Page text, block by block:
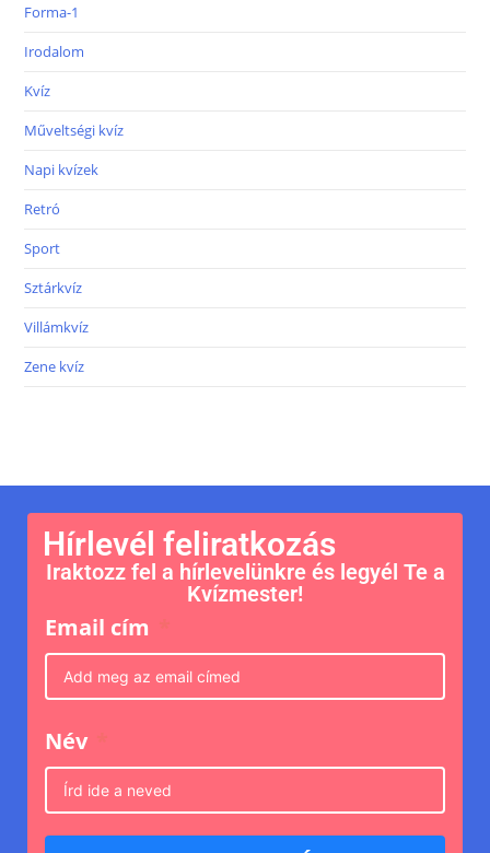
Forma-1
Irodalom
Kvíz
Műveltségi kvíz
Napi kvízek
Retró
Sport
Sztárkvíz
Villámkvíz
Zene kvíz
Hírlevél feliratkozás
Iraktozz fel a hírlevelünkre és legyél Te a
Kvízmester!
Email cím
Név